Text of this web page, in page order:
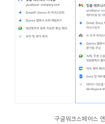
구글워크스페이스